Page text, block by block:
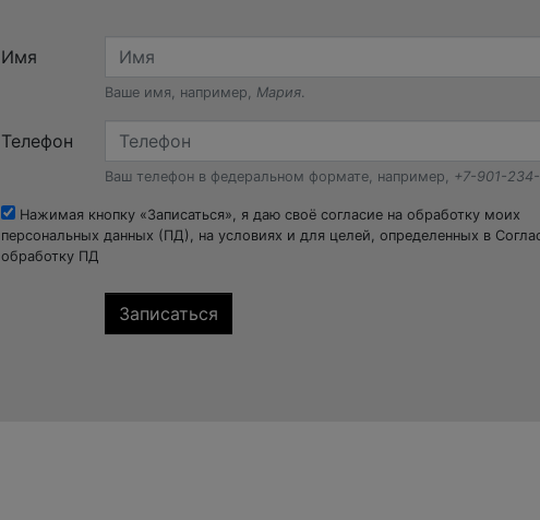
Имя
Ваше имя, например, Мария.
Телефон
Ваш телефон в федеральном формате, например, +7-901-
Нажимая кнопку «Записаться», я даю своё согласие на обработку моих
персональных данных (ПД), на условиях и для целей, определенных в
обработку ПД